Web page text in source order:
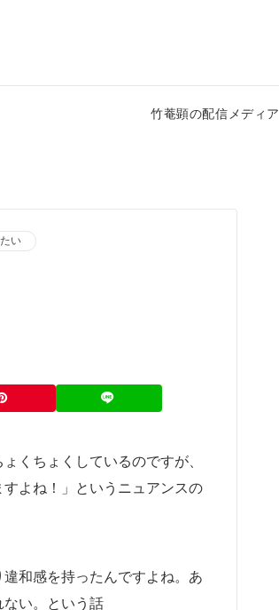
竹菴顕の配信メディア
い
くちょくしているのですが、
よね！」というニュアンスの
和感を持ったんですよね。あ
い。という話